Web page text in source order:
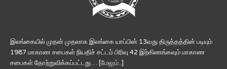
இலங்கையில் முதன் முதலாக இலங்கை யாப்பின் 13வது திருத்தத்தின் படியும்
1987 மாகாண சபைகள் நியதிச் சட்டம் பிரிவு 42 இற்கிணங்கவும் மாகாண
சபைகள் தோற்றுவிக்கப்பட்டது… [மேலும்..]